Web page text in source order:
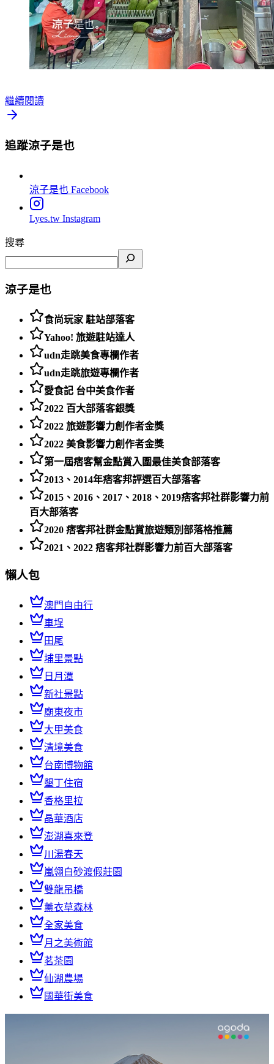
繼續閱讀
追蹤涼子是也
涼子是也 Facebook
Lyes.tw Instagram
搜尋
涼子是也
食尚玩家 駐站部落客
Yahoo! 旅遊駐站達人
udn走跳美食專欄作者
udn走跳旅遊專欄作者
愛食記 台中美食作者
2022 百大部落客銀獎
2022 旅遊影響力創作者金獎
2022 美食影響力創作者金獎
第一屆痞客幫金點賞入圍最佳美食部落客
2013、2014年痞客邦評選百大部落客
2015、2016、2017、2018、2019痞客邦社群影響力前
百大部落客
2020 痞客邦社群金點賞旅遊類別部落格推薦
2021、2022 痞客邦社群影響力前百大部落客
懶人包
澳門自由行
車埕
田尾
埔里景點
日月潭
新社景點
廟東夜市
大甲美食
清境美食
台南博物館
墾丁住宿
香格里拉
晶華酒店
澎湖喜來登
川湯春天
嵐翎白砂渡假莊園
雙龍吊橋
薰衣草森林
全家美食
月之美術館
茗茶園
仙湖農場
國華街美食